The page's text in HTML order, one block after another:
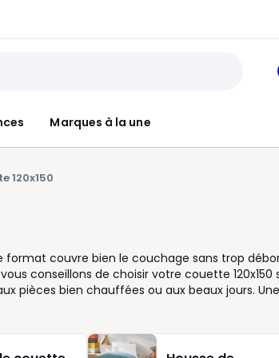
Marques à la une
120x150
format couvre bien le couchage sans trop
conseillons de choisir votre couette 120x150
pièces bien chauffées ou aux beaux jours. Une
joue aussi sur le ressenti: synthétique
simplifier la vie, pensez aussi à la housse de
de changer l’ambiance de la chambre en un
recommandations d’usage pour la literie bébé. Si